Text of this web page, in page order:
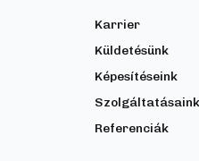
Karrier
Küldetésünk
Képesítéseink
Szolgáltatásaink
Referenciák